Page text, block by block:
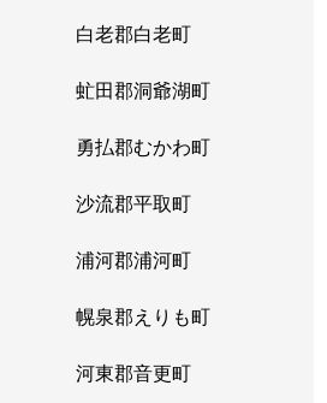
白老郡白老町
虻田郡洞爺湖町
勇払郡むかわ町
沙流郡平取町
浦河郡浦河町
幌泉郡えりも町
河東郡音更町